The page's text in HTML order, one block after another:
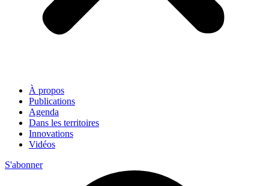
À propos
Publications
Agenda
Dans les territoires
Innovations
Vidéos
S'abonner